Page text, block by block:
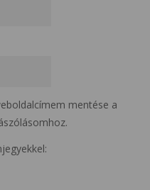
mentése a